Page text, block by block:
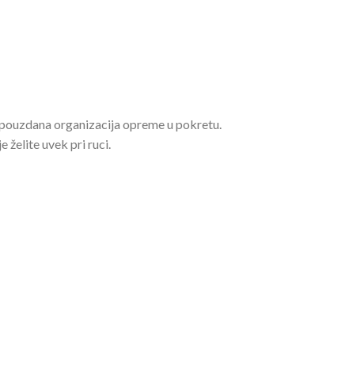
organizacija opreme u pokretu.
želite uvek pri ruci.